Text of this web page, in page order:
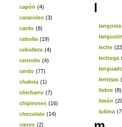
capón (4)
caracoles (3)
cardo (8)
cebolla (19)
cebolleta (4)
centollo (4)
cerdo (77)
chalota (1)
chicharro (7)
chipirones (16)
chocolate (14)
ciervo (2)
l
langosta
leche
lechuga
lentejas
liebre (8)
limón
lubina